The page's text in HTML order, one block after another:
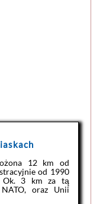
12 km od
od 1990
Ok. 3 km za tą
oraz Unii